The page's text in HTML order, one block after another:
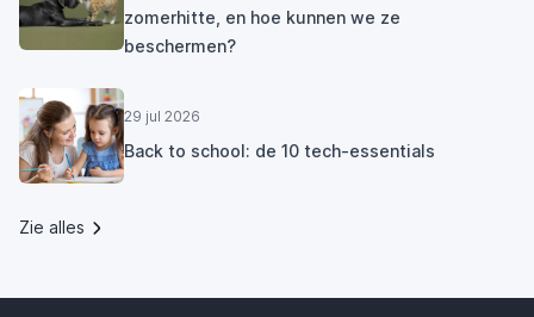
zomerhitte, en hoe kunnen we ze
beschermen?
29 jul 2026
Back to school: de 10 tech-essentials
Zie alles